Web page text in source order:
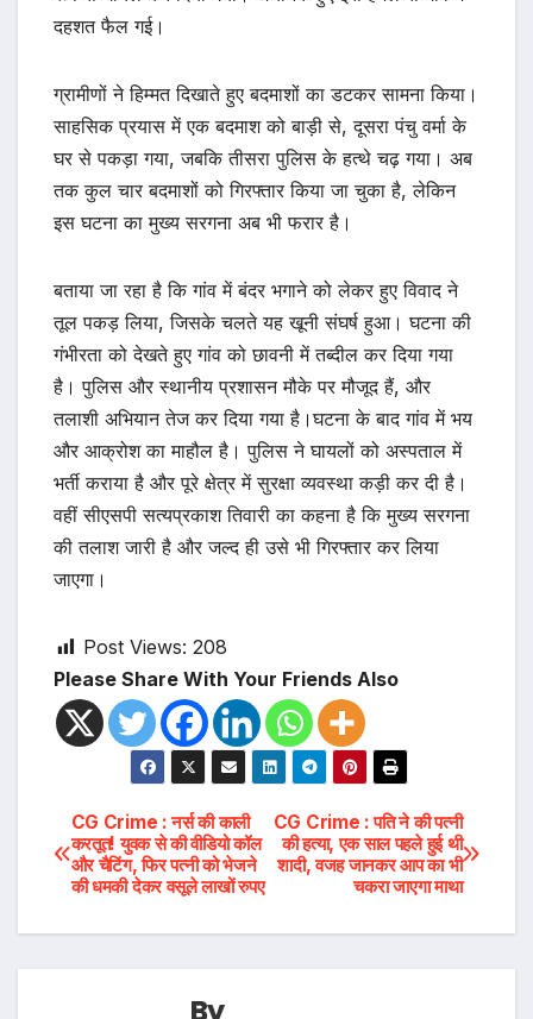
दहशत फैल गई।
ग्रामीणों ने हिम्मत दिखाते हुए बदमाशों का डटकर सामना किया।
साहसिक प्रयास में एक बदमाश को बाड़ी से, दूसरा पंचु वर्मा के
घर से पकड़ा गया, जबकि तीसरा पुलिस के हत्थे चढ़ गया। अब
तक कुल चार बदमाशों को गिरफ्तार किया जा चुका है, लेकिन
इस घटना का मुख्य सरगना अब भी फरार है।
बताया जा रहा है कि गांव में बंदर भगाने को लेकर हुए विवाद ने
तूल पकड़ लिया, जिसके चलते यह खूनी संघर्ष हुआ। घटना की
गंभीरता को देखते हुए गांव को छावनी में तब्दील कर दिया गया
है। पुलिस और स्थानीय प्रशासन मौके पर मौजूद हैं, और
तलाशी अभियान तेज कर दिया गया है।घटना के बाद गांव में भय
और आक्रोश का माहौल है। पुलिस ने घायलों को अस्पताल में
भर्ती कराया है और पूरे क्षेत्र में सुरक्षा व्यवस्था कड़ी कर दी है।
वहीं सीएसपी सत्यप्रकाश तिवारी का कहना है कि मुख्य सरगना
की तलाश जारी है और जल्द ही उसे भी गिरफ्तार कर लिया
जाएगा।
Post Views: 208
Please Share With Your Friends Also
Post
navigation
CG Crime : पति ने की पत्नी
की हत्या, एक साल पहले हुई थी
शादी, वजह जानकर आप का भी
चकरा जाएगा माथा
CG Crime : नर्स की काली
करतूत! युवक से की वीडियो कॉल
और चैटिंग, फिर पत्नी को भेजने
की धमकी देकर वसूले लाखों रुपए
By